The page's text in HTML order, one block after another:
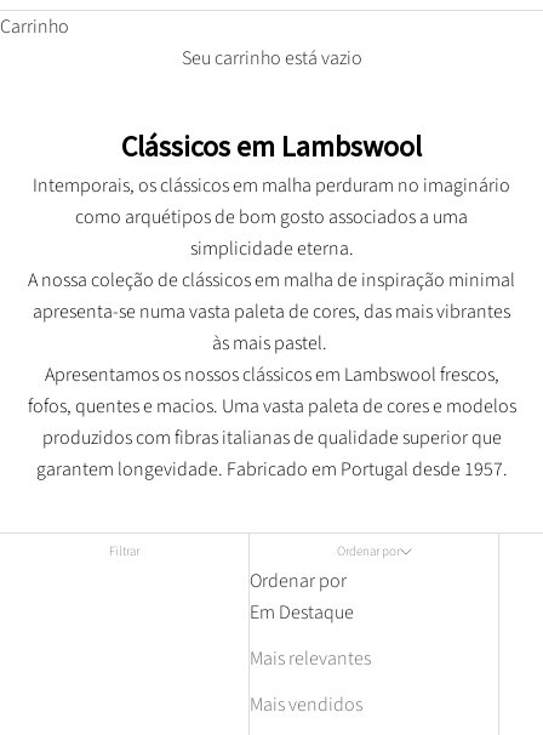
Carrinho
Seu carrinho está vazio
Clássicos em Lambswool
Intemporais, os clássicos em malha perduram no imaginário
como arquétipos de bom gosto associados a uma
simplicidade eterna.
A nossa coleção de clássicos em malha de inspiração minimal
apresenta-se numa vasta paleta de cores, das mais vibrantes
às mais pastel.
Apresentamos os nossos clássicos em Lambswool frescos,
fofos, quentes e macios. Uma vasta paleta de cores e modelos
produzidos com fibras italianas de qualidade superior que
garantem longevidade. Fabricado em Portugal desde 1957.
Filtrar Ordenar por
Ordenar por
Em Destaque
Mais relevantes
Mais vendidos